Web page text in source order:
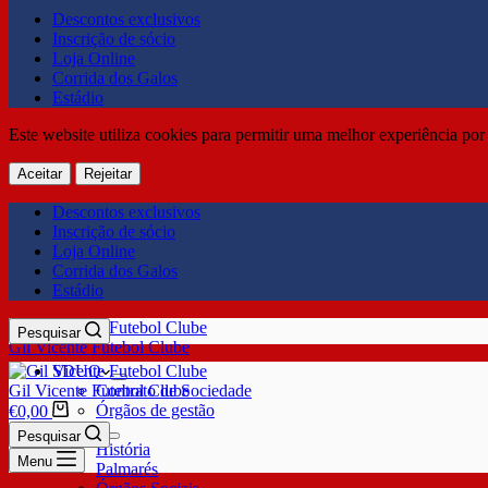
Descontos exclusivos
Inscrição de sócio
Loja Online
Corrida dos Galos
Estádio
Este website utiliza cookies para permitir uma melhor experiência
Aceitar Rejeitar
Descontos exclusivos
Inscrição de sócio
Loja Online
Corrida dos Galos
Estádio
Gil Vicente Futebol Clube
Pesquisar
SDUQ
Contrato de Sociedade
Órgãos de gestão
Clube
História
Palmarés
Gil Vicente Futebol Clube
€0,00
Pesquisar
Menu